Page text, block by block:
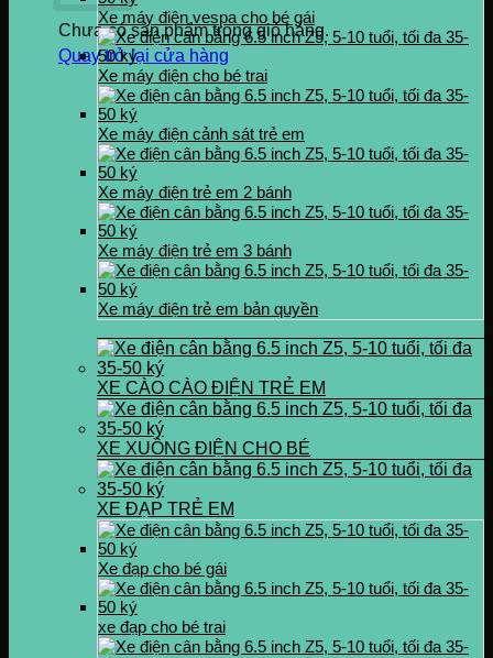
Chưa có sản phẩm trong giỏ hàng.
Quay trở lại cửa hàng
Xe máy điện vespa cho bé gái
Xe máy điện cho bé trai
Xe máy điện cảnh sát trẻ em
Xe máy điện trẻ em 2 bánh
Xe máy điện trẻ em 3 bánh
Xe máy điện trẻ em bản quyền
XE CÀO CÀO ĐIỆN TRẺ EM
XE XUỒNG ĐIỆN CHO BÉ
XE ĐẠP TRẺ EM
Xe đạp cho bé gái
xe đạp cho bé trai